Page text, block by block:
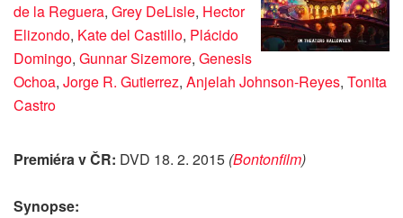
de la Reguera, Grey DeLisle, Hector
Elizondo, Kate del Castillo, Plácido
Domingo, Gunnar Sizemore, Genesis
Ochoa, Jorge R. Gutierrez, Anjelah Johnson-Reyes, Tonita
Castro
Premiéra v ČR: DVD 18. 2. 2015 (Bontonfilm)
Synopse: